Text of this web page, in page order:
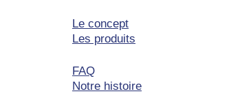
Le concept
Les produits
FAQ
Notre histoire